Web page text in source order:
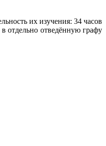
их изучения: 34 часов
отдельно отведённую графу